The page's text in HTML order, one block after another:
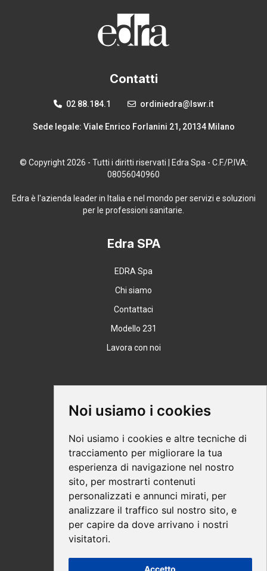
Noi usiamo i cookies
Noi usiamo i cookies e altre tecniche di
tracciamento per migliorare la tua
esperienza di navigazione nel nostro
sito, per mostrarti contenuti
personalizzati e annunci mirati, per
analizzare il traffico sul nostro sito, e
per capire da dove arrivano i nostri
visitatori.
Accetto
Contatti
02 88.184.1 ordiniedra@lswr.it
Sede legale: Viale Enrico Forlanini 21, 20134 Milano
© Copyright 2026 - Tutti i diritti riservati | Edra Spa - C.F./P.IVA:
08056040960
Edra è l'azienda leader in Italia e nel mondo per servizi e soluzioni
per le professioni sanitarie.
Edra SPA
EDRA Spa
Chi siamo
Contattaci
Modello 231
Lavora con noi
Supporto
Modalità di acquisto
Ebook help
Privacy
Recesso
Spedizione